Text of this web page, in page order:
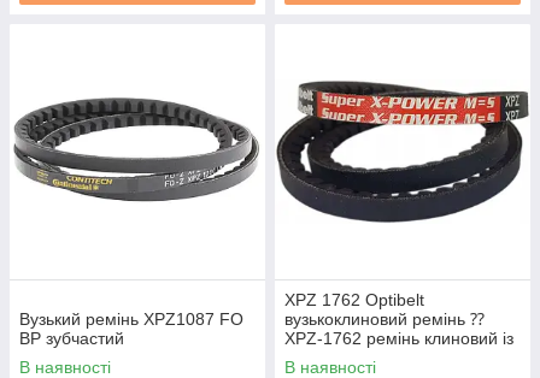
Вузький ремінь XPZ1087 FO
BP зубчастий
В наявності
XPZ 1762 Optibelt
вузькоклиновий ремінь ⁇
XPZ-1762 ремінь клиновий із
фасонним зубом
В наявності